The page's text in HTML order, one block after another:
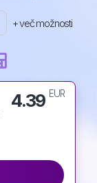
+ več možnosti
4.39 EUR